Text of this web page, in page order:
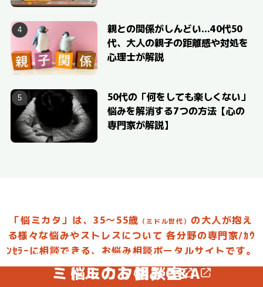
親との関係がしんどい…40代50
代、大人の親子の距離感や対処を
心理士が解説
50代の「何をしても楽しくない」
悩みを解消する7つの方法【心の
専門家が解説】
「悩ミカタ」は、35～55歳 （ミドル世代） の大人が抱え
る様々な悩みやストレスについて 各分野の専門家/ｶｳ
ﾝｾﾗｰに相談できる、お悩み相談ポータルサイトです。
お悩みに合った専門家を選んで相談してみよう
悩ミカタ相談室
お悩みを投稿して専門家からアドバイスしてもらおう
ミドルのお悩みQ&A